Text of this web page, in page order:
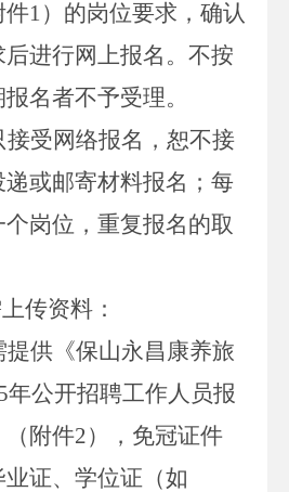
件1）的岗位要求，确认
进行网上报名。不按
名者不予受理。
接受网络报名，恕不接
或邮寄材料报名；每
岗位，重复报名的取
传资料：
提供《保山永昌康养旅
年公开招聘工作人员报
（附件2），免冠证件
证、学位证（如